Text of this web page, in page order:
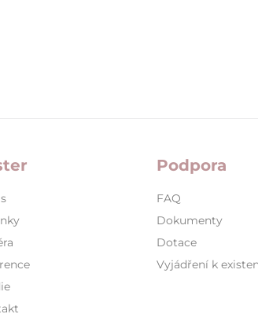
Podpora
FAQ
Dokumenty
Dotace
Vyjádření k